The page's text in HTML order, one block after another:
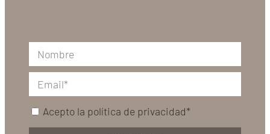
Acepto la política de privacidad*